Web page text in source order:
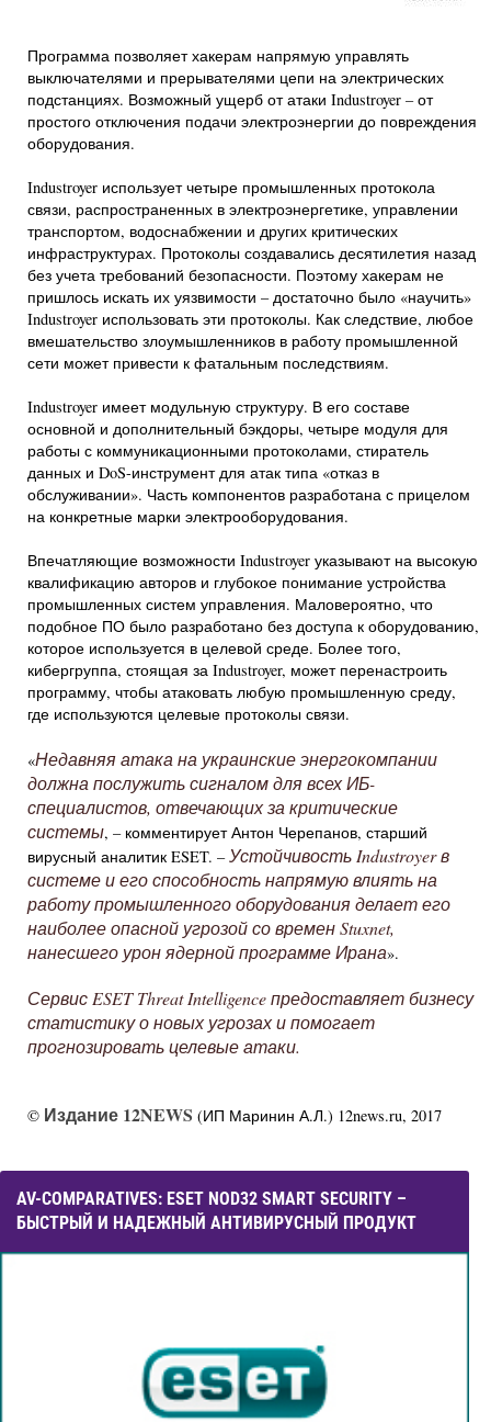
Программа позволяет хакерам напрямую управлять
выключателями и прерывателями цепи на электрических
подстанциях. Возможный ущерб от атаки Industroyer – от
простого отключения подачи электроэнергии до повреждения
оборудования.
Industroyer использует четыре промышленных протокола
связи, распространенных в электроэнергетике, управлении
транспортом, водоснабжении и других критических
инфраструктурах. Протоколы создавались десятилетия назад
без учета требований безопасности. Поэтому хакерам не
пришлось искать их уязвимости – достаточно было «научить»
Industroyer использовать эти протоколы. Как следствие, любое
вмешательство злоумышленников в работу промышленной
сети может привести к фатальным последствиям.
Industroyer имеет модульную структуру. В его составе
основной и дополнительный бэкдоры, четыре модуля для
работы с коммуникационными протоколами, стиратель
данных и DoS-инструмент для атак типа «отказ в
обслуживании». Часть компонентов разработана с прицелом
на конкретные марки электрооборудования.
Впечатляющие возможности Industroyer указывают на высокую
квалификацию авторов и глубокое понимание устройства
промышленных систем управления. Маловероятно, что
подобное ПО было разработано без доступа к оборудованию,
которое используется в целевой среде. Более того,
кибергруппа, стоящая за Industroyer, может перенастроить
программу, чтобы атаковать любую промышленную среду,
где используются целевые протоколы связи.
«Недавняя атака на украинские энергокомпании
должна послужить сигналом для всех ИБ-
специалистов, отвечающих за критические
системы, – комментирует Антон Черепанов, старший
вирусный аналитик ESET. –Устойчивость Industroyer в
системе и его способность напрямую влиять на
работу промышленного оборудования делает его
наиболее опасной угрозой со времен Stuxnet,
нанесшего урон ядерной программе Ирана».
Сервис ESET Threat Intelligenceпредоставляет бизнесу
статистику о новых угрозах и помогает
прогнозировать целевые атаки.
© Издание 12NEWS (ИП Маринин А.Л.) 12news.ru, 2017
AV-COMPARATIVES: ESET NOD32 SMART SECURITY –
БЫСТРЫЙ И НАДЕЖНЫЙ АНТИВИРУСНЫЙ ПРОДУКТ